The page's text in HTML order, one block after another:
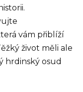
vám přiblíží
život měli ale
hrdinský osud